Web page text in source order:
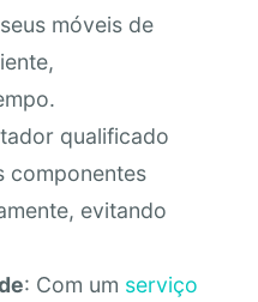
móveis de
qualificado
componentes
evitando
: Com um serviço